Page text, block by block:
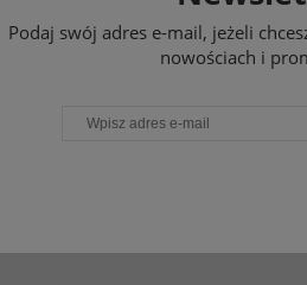
Podaj swój adres e-mail, jeżeli
nowościach i